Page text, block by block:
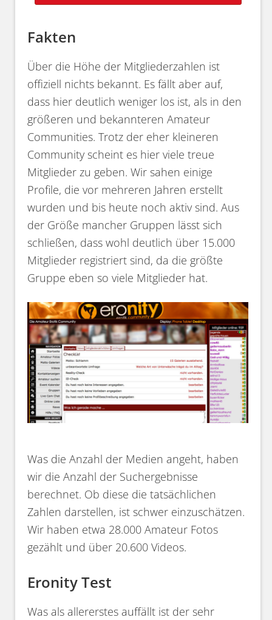
Fakten
Über die Höhe der Mitgliederzahlen ist
offiziell nichts bekannt. Es fällt aber auf,
dass hier deutlich weniger los ist, als in den
größeren und bekannteren Amateur
Communities. Trotz der eher kleineren
Community scheint es hier viele treue
Mitglieder zu geben. Wir sahen einige
Profile, die vor mehreren Jahren erstellt
wurden und bis heute noch aktiv sind. Aus
der Größe mancher Gruppen lässt sich
schließen, dass wohl deutlich über 15.000
Mitglieder registriert sind, da die größte
Gruppe eben so viele Mitglieder hat.
Was die Anzahl der Medien angeht, haben
wir die Anzahl der Suchergebnisse
berechnet. Ob diese die tatsächlichen
Zahlen darstellen, ist schwer einzuschätzen.
Wir haben etwa 28.000 Amateur Fotos
gezählt und über 20.600 Videos.
Eronity Test
Was als allererstes auffällt ist der sehr